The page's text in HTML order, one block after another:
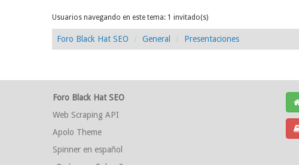
Usuarios navegando en este tema: 1 invitado(s)
Foro Black Hat SEO General Presentaciones
Foro Black Hat SEO
Web Scraping API
Apolo Theme
Spinner en español